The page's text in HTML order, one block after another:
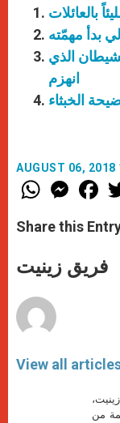
بالعائلات
بدأ مهمّته
الذي
انهزم
الخبثاء
AUGUST 06, 2018
W
h
t
s
p
p
M
e
s
e
g
e
F
a
e
b
o
k
Share this
فريق زينيت
View all
من